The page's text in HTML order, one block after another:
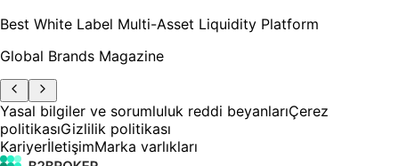
Best White Label Multi-Asset Liquidity Platform
Global Brands Magazine
Yasal bilgiler ve sorumluluk reddi beyanlarıÇerez
politikasıGizlilik politikası
KariyerİletişimMarka varlıkları